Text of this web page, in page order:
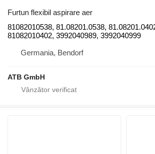
Furtun flexibil aspirare aer
81082010538, 81.08201.0538,
81082010402, 3992040989, 3992040999
Germania, Bendorf
ATB GmbH